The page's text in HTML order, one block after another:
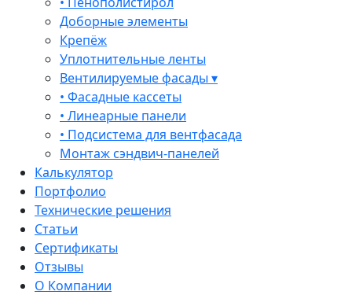
Доборные элементы
Крепёж
Уплотнительные ленты
Вентилируемые фасады ▾
• Фасадные кассеты
• Линеарные панели
• Подсистема для вентфасада
Монтаж сэндвич-панелей
Калькулятор
Портфолио
Технические решения
Статьи
Сертификаты
Отзывы
О Компании